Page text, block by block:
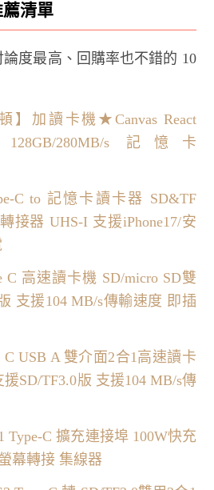
薦清單
度最高、回購率也不錯的 10
】加讀卡機★Canvas React
280MB/s 記憶卡
C to 記憶卡讀卡器 SD&TF
接器 UHS-I 支援iPhone17/安
C 高速讀卡機 SD/micro SD雙
支援104 MB/s傳輸速度 即插
C USB A 雙介面2合1高速讀卡
援SD/TF3.0版 支援104 MB/s傳
Type-C 擴充連接埠 100W快充
幕轉接 集線器